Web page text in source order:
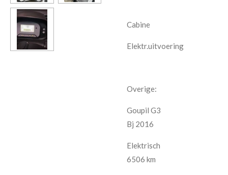
Cabine
Elektr.uitvoering
Overige:
Goupil G3
Bj 2016
Elektrisch
6506 km